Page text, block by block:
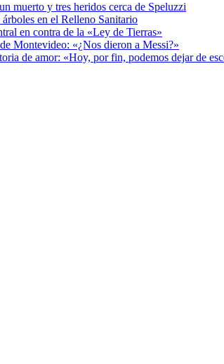
muerto y tres heridos cerca de Speluzzi
en el Relleno Sanitario
en contra de la «Ley de Tierras»
Montevideo: «¿Nos dieron a Messi?»
de amor: «Hoy, por fin, podemos dejar de